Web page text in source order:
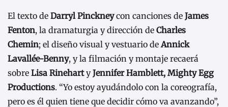
El texto de Darryl Pinckneycon canciones de James
Fenton, la dramaturgia y dirección de Charles
Chemin; el diseño visual y vestuario de Annick
Lavallée-Benny, y la filmación y montaje recaerá
sobre Lisa RinehartyJennifer Hamblett, Mighty Egg
Productions. “Yo estoy ayudándolo con la coreografía,
pero es él quien tiene que decidir cómo va avanzando”,